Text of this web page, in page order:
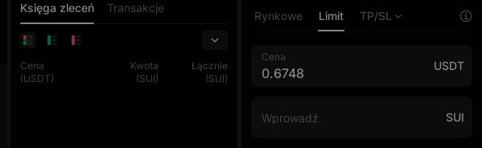
Księga zleceń Transakcje
Cena
(USDT)
Kwota
(SUI)
Łącznie
(SUI)
Rynkowe Limit TP/SL
Cena
USDT
SUI